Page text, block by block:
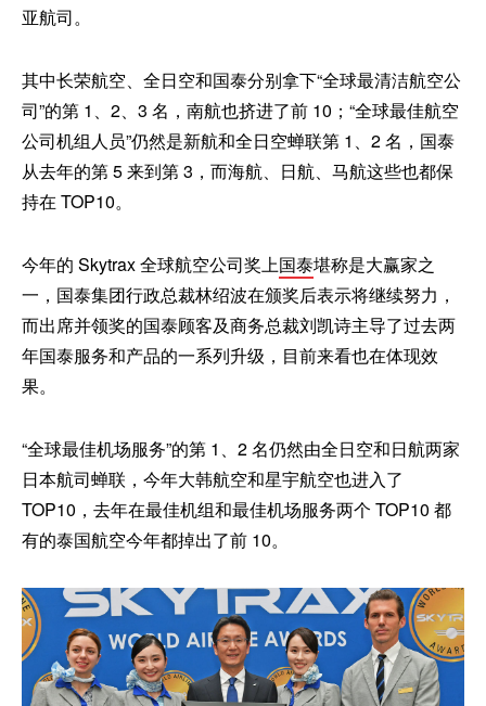
亚航司。
其中长荣航空、全日空和国泰分别拿下“全球最清洁航空公
司”的第 1、2、3 名，南航也挤进了前 10；“全球最佳航空
公司机组人员”仍然是新航和全日空蝉联第 1、2 名，国泰
从去年的第 5 来到第 3，而海航、日航、马航这些也都保
持在 TOP10。
今年的 Skytrax 全球航空公司奖上国泰堪称是大赢家之
一， 国泰集团行政总裁林绍波在颁奖后表示将继续努力，
而出席并领奖的国泰顾客及商务总裁刘凯诗主导了过去两
年国泰服务和产品的一系列升级，目前来看也在体现效
果。
“全球最佳机场服务”的第 1、2 名仍然由全日空和日航两家
日本航司蝉联，今年大韩航空和星宇航空也进入了
TOP10，去年在最佳机组和最佳机场服务两个 TOP10 都
有的泰国航空今年都掉出了前 10。